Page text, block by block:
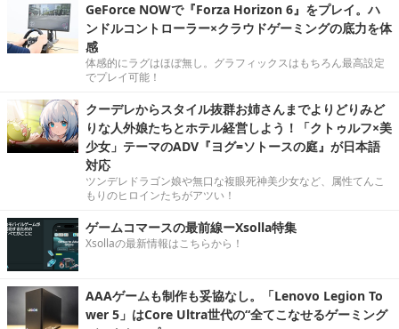
GeForce NOWで『Forza Horizon 6』をプレイ。ハ
ンドルコントローラー×クラウドゲーミングの底力を体
感
体感的にラグはほぼ無し。グラフィックスはもちろん最高設定
でプレイ可能！
クーデレからスタイル抜群お姉さんまでよりどりみど
りな人外娘たちとホテル経営しよう！「クトゥルフ×美
少女」テーマのADV『ヨグ=ソトースの庭』が日本語
対応
ツンデレドラゴン娘や無口な複眼死神美少女など、属性てんこ
もりのヒロインたちがアツい！
ゲームコマースの最前線ーXsolla特集
Xsollaの最新情報はこちらから！
AAAゲームも制作も妥協なし。「Lenovo Legion To
wer 5」はCore Ultra世代の“全てこなせるゲーミング